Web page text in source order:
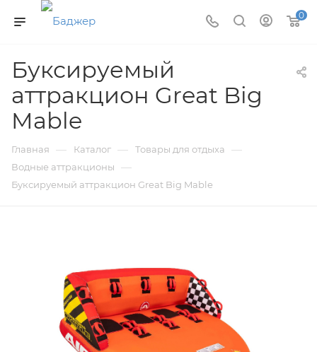
0
Буксируемый
аттракцион Great Big
Mable
Главная — Каталог — Товары для отдыха —
Водные аттракционы —
Буксируемый аттракцион Great Big Mable